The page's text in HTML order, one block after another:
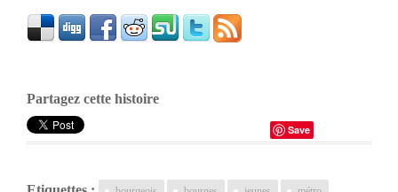
Partagez cette histoire
Save